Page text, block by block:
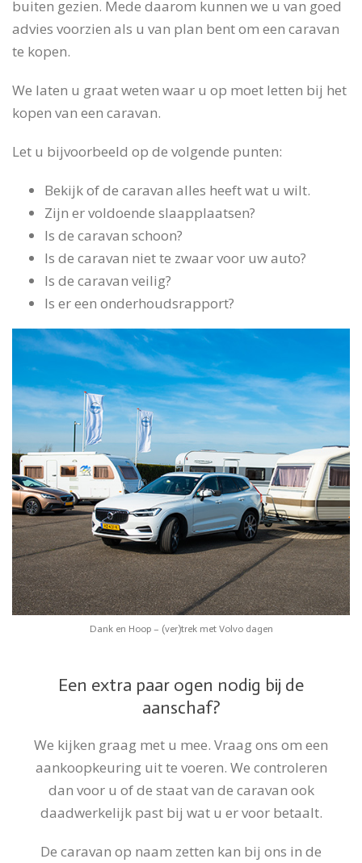
buiten gezien. Mede daarom kunnen we u van goed
advies voorzien als u van plan bent om een caravan
te kopen.
We laten u graat weten waar u op moet letten bij het
kopen van een caravan.
Let u bijvoorbeeld op de volgende punten:
Bekijk of de caravan alles heeft wat u wilt.
Zijn er voldoende slaapplaatsen?
Is de caravan schoon?
Is de caravan niet te zwaar voor uw auto?
Is de caravan veilig?
Is er een onderhoudsrapport?
Dank en Hoop – (ver)trek met Volvo dagen
Een extra paar ogen nodig bij de
aanschaf?
We kijken graag met u mee. Vraag ons om een
aankoopkeuring uit te voeren. We controleren
dan voor u of de staat van de caravan ook
daadwerkelijk past bij wat u er voor betaalt.
De caravan op naam zetten kan bij ons in de